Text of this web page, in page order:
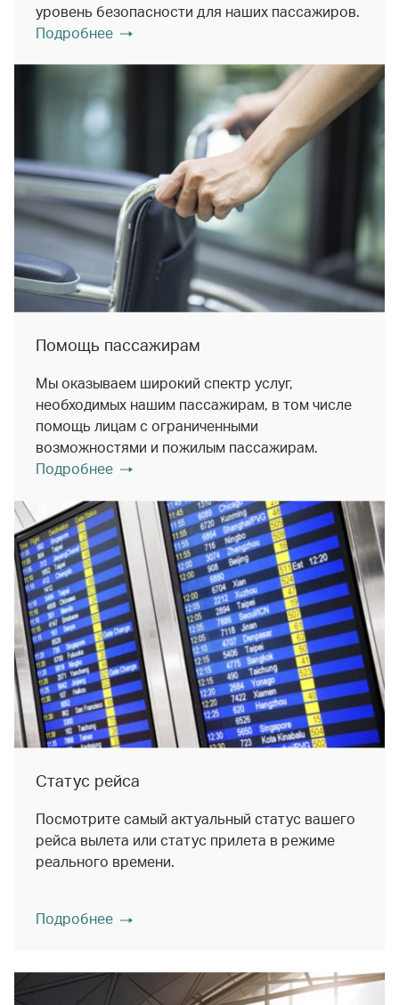
уровень безопасности для наших пассажиров.
Подробнее
Помощь пассажирам
Мы оказываем широкий спектр услуг,
необходимых нашим пассажирам, в том числе
помощь лицам с ограниченными
возможностями и пожилым пассажирам.
Подробнее
Статус рейса
Посмотрите самый актуальный статус вашего
рейса вылета или статус прилета в режиме
реального времени.
Подробнее